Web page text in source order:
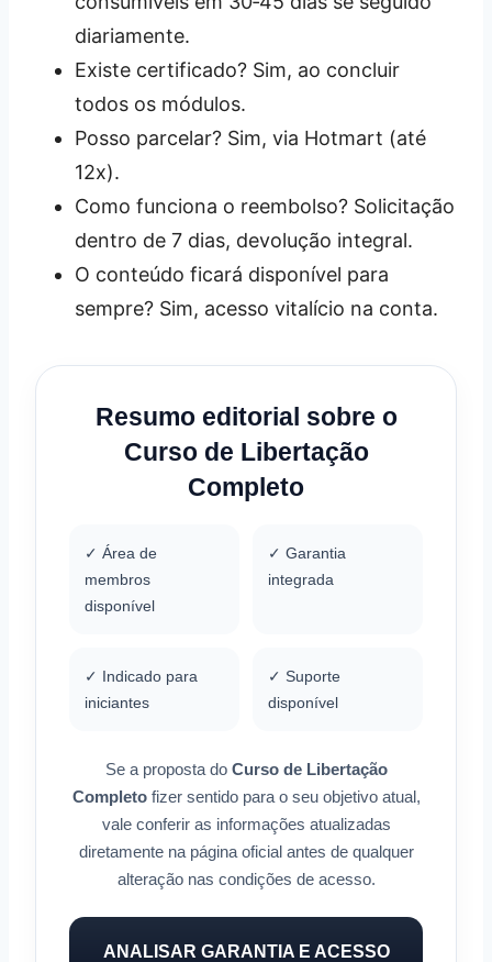
diariamente.
Existe certificado? Sim, ao concluir
todos os módulos.
Posso parcelar? Sim, via Hotmart (até
12x).
Como funciona o reembolso? Solicitação
dentro de 7 dias, devolução integral.
O conteúdo ficará disponível para
sempre? Sim, acesso vitalício na conta.
Resumo editorial sobre o
Curso de Libertação
Completo
✓ Área de
membros
disponível
✓ Garantia
integrada
✓ Indicado para
iniciantes
✓ Suporte
disponível
Se a proposta do Curso de Libertação
Completofizer sentido para o seu objetivo atual,
vale conferir as informações atualizadas
diretamente na página oficial antes de qualquer
alteração nas condições de acesso.
ANALISAR GARANTIA E ACESSO